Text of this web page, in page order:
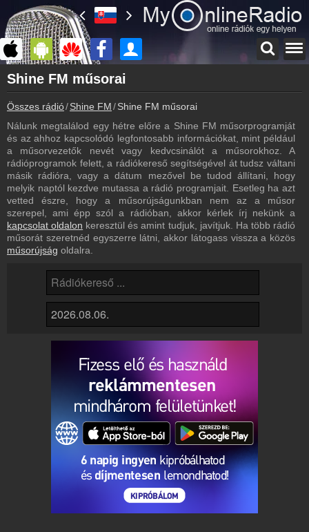
Főoldal
myonlineradio.hu
Shine FM
Vissza a Shine FM oldalára
Bejelentkezés
Hozz létre saját fiókot!
Most szól
Tudd meg mi szólt eddig
Webkamera
Shine FM webkamera, élőkép
Kapcsolat
Partnerek
Rádiós partnerek
Rádió beágyazás
Online rádió készítés
Készítés lépésről lépésre
Shine FM műsorai
Összes rádió Shine FM
Shine FM műsorai
Nálunk megtalálod egy hétre előre a Shine FM műsorprogramját
és az ahhoz kapcsolódó legfontosabb információkat, mint például
a műsorvezetők nevét vagy kedvcsinálót a műsorokhoz. A
rádióprogramok felett, a rádiókereső segítségével át tudsz váltani
másik rádióra, vagy a dátum mezővel be tudod állítani, hogy
melyik naptól kezdve mutassa a rádió programjait. Esetleg ha azt
vetted észre, hogy a műsorújságunkban nem az a műsor
szerepel, ami épp szól a rádióban, akkor kérlek írj nekünk a
kapcsolat oldalon keresztül és amint tudjuk, javítjuk. Ha több rádió
műsorát szeretnéd egyszerre látni, akkor látogass vissza a közös
műsorújság oldalra.